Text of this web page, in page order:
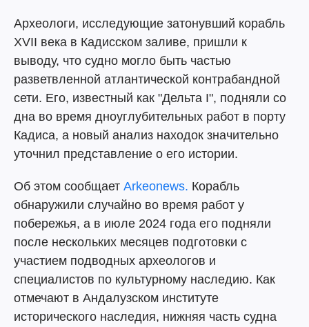
Археологи, исследующие затонувший корабль
XVII века в Кадисском заливе, пришли к
выводу, что судно могло быть частью
разветвленной атлантической контрабандной
сети. Его, известный как "Дельта I", подняли со
дна во время дноуглубительных работ в порту
Кадиса, а новый анализ находок значительно
уточнил представление о его истории.
Об этом сообщает Arkeonews. Корабль
обнаружили случайно во время работ у
побережья, а в июле 2024 года его подняли
после нескольких месяцев подготовки с
участием подводных археологов и
специалистов по культурному наследию. Как
отмечают в Андалузском институте
исторического наследия, нижняя часть судна